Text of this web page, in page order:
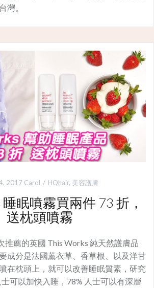
灣。
2017 Carol HQhair, 美容護膚
眠噴霧買兩件 73 折，
送枕頭噴霧
推薦的英國 This Works 純天然護膚品
成分是法國薰衣草、香草根、以及洋甘
在枕頭上，就可以改善睡眠質素，研究
可以加快入睡，78% 人士可以有深層